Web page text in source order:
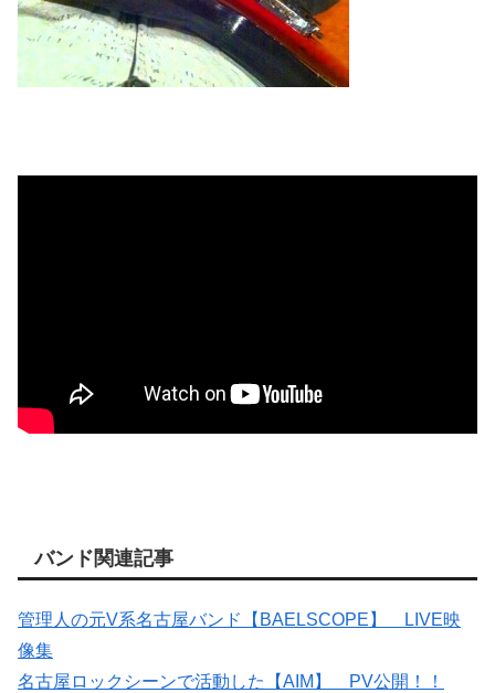
バンド関連記事
管理人の元V系名古屋バンド【BAELSCOPE】 LIVE映
像集
名古屋ロックシーンで活動した【AIM】 PV公開！！